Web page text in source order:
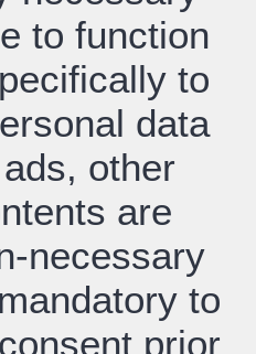
to function
to
data
other
are
necessary
to
prior